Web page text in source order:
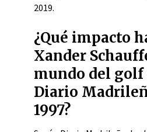
2019.
¿Qué impacto
Xander
mundo del golf
Diario
1997?